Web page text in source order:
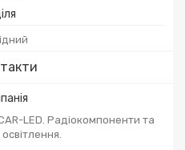
LED. Радіокомпоненти та
освітлення.